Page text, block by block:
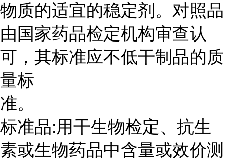
物质的适宜的稳定剂。对照品
由国家药品检定机构审查认
可，其标准应不低干制品的质
量标
准。
标准品:用干生物检定、抗生
素或生物药品中含量或效价测